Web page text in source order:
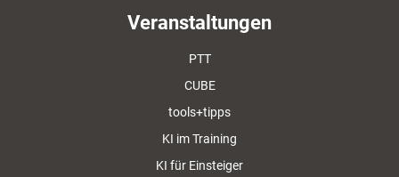
Veranstaltungen
PTT
CUBE
tools+tipps
KI im Training
KI für Einsteiger